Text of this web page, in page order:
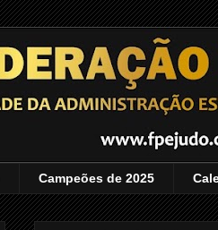
Campeões de 2025